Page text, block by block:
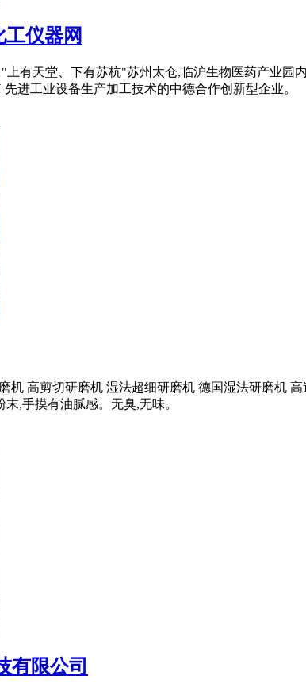
仪器网
有天堂、下有苏杭"苏州太仓,临沪生物医药产业
进工业设备生产加工技术的中德合作创新型企业。
机 高剪切研磨机 湿法超细研磨机 德国湿法研磨机
,手摸有油腻感。无臭,无味。
有限公司